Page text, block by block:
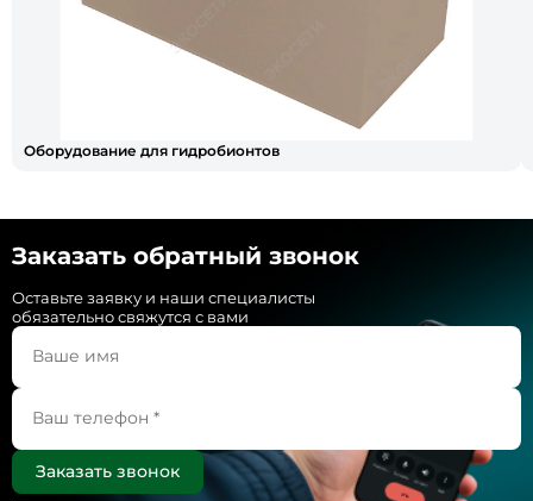
Оборудование для гидробионтов
Заказать обратный звонок
Оставьте заявку и наши специалисты
обязательно свяжутся с вами